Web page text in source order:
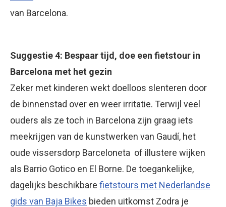
van Barcelona.
Suggestie 4: Bespaar tijd, doe een fietstour in
Barcelona met het gezin
Zeker met kinderen wekt doelloos slenteren door
de binnenstad over en weer irritatie. Terwijl veel
ouders als ze toch in Barcelona zijn graag iets
meekrijgen van de kunstwerken van Gaudí, het
oude vissersdorp Barceloneta of illustere wijken
als Barrio Gotico en El Borne. De toegankelijke,
dagelijks beschikbare fietstours met Nederlandse
gids van Baja Bikes bieden uitkomst Zodra je